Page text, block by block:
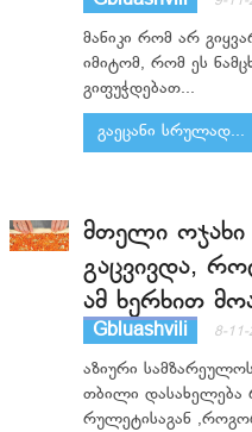
მანიკი რომ არ
იმიტომ, რომ ეს
გიფუჭდებათ...
გაეცანი სრულად...
მთელი
გაცვივდა,
ამ ხერხით
Gbluashvili 8-
აზიური
თბილი
რულეტისაგან